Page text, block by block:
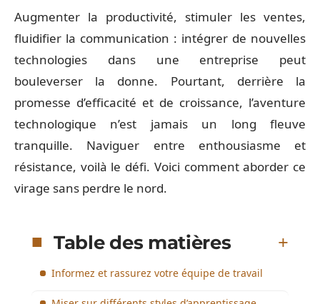
Augmenter la productivité, stimuler les ventes,
fluidifier la communication : intégrer de nouvelles
technologies dans une entreprise peut
bouleverser la donne. Pourtant, derrière la
promesse d’efficacité et de croissance, l’aventure
technologique n’est jamais un long fleuve
tranquille. Naviguer entre enthousiasme et
résistance, voilà le défi. Voici comment aborder ce
virage sans perdre le nord.
Table des matières
Informez et rassurez votre équipe de travail